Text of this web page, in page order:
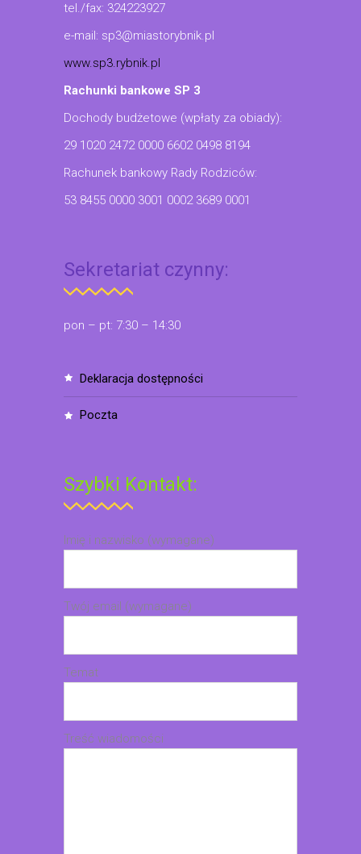
tel./fax: 324223927
e-mail: sp3@miastorybnik.pl
www.sp3.rybnik.pl
Rachunki bankowe SP 3
Dochody budżetowe (wpłaty za obiady):
29 1020 2472 0000 6602 0498 8194
Rachunek bankowy Rady Rodziców:
53 8455 0000 3001 0002 3689 0001
Sekretariat czynny:
pon – pt: 7:30 – 14:30
deklaracja dostępności
poczta
Szybki Kontakt:
Imię i nazwisko (wymagane)
Twój email (wymagane)
Temat
Treść wiadomości